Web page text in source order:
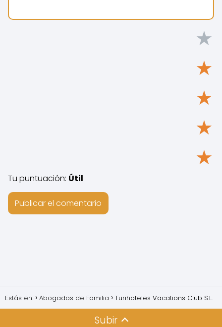
★
★
★
★
★
Tu puntuación: Útil
Estás en: Abogados de Familia Turihoteles Vacations Club S.L.
Subir